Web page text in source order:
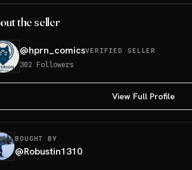
the seller
@hprn_comicsVERIFIED SELLER
302 Followers
View Full Profile
BOUGHT BY
@Robustin1310